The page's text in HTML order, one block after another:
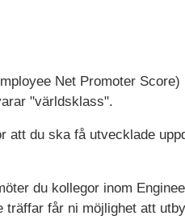
Net Promoter Score)
"världsklass".
att du ska få utvecklade
du kollegor inom
träffar får ni möjlighet att